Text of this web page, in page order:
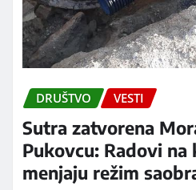
DRUŠTVO VESTI
Sutra zatvorena
Pukovcu: Radovi na
menjaju režim